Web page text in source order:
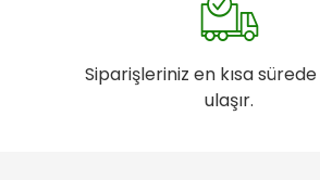
Siparişleriniz en kısa
ulaşır.